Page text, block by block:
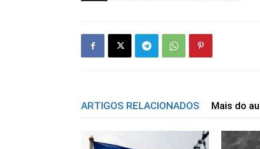
ARTIGOS RELACIONADOS Mais do